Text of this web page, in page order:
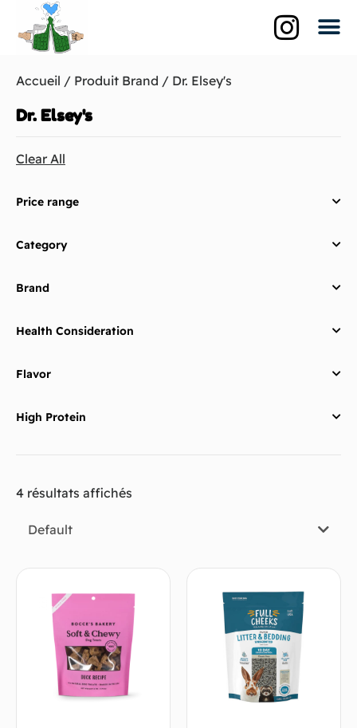
Accueil / Produit Brand / Dr. Elsey's
Dr. Elsey's
Clear All
Price range
Category
Brand
Health Consideration
Flavor
High Protein
4 résultats affichés
Default